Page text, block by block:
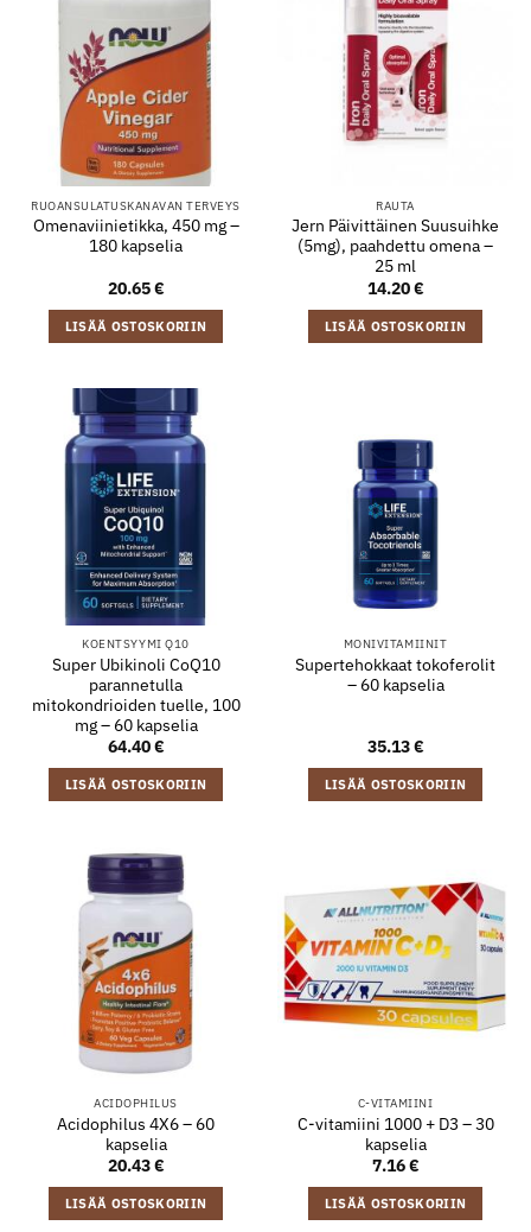
RUOANSULATUSKANAVAN TERVEYS
Omenaviinietikka, 450 mg –
180 kapselia
20.65€
LISÄÄ OSTOSKORIIN
RAUTA
Jern Päivittäinen Suusuihke
(5mg), paahdettu omena –
25 ml
14.20€
LISÄÄ OSTOSKORIIN
KOENTSYYMI Q10
Super Ubikinoli CoQ10
parannetulla
mitokondrioiden tuelle, 100
mg – 60 kapselia
64.40€
LISÄÄ OSTOSKORIIN
MONIVITAMIINIT
Supertehokkaat tokoferolit
– 60 kapselia
35.13€
LISÄÄ OSTOSKORIIN
ACIDOPHILUS
Acidophilus 4X6 – 60
kapselia
20.43€
LISÄÄ OSTOSKORIIN
C-VITAMIINI
C-vitamiini 1000 + D3 – 30
kapselia
7.16€
LISÄÄ OSTOSKORIIN